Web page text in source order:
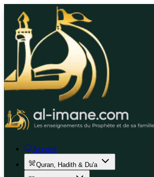
Accueil
Quran, Hadith & Du'a